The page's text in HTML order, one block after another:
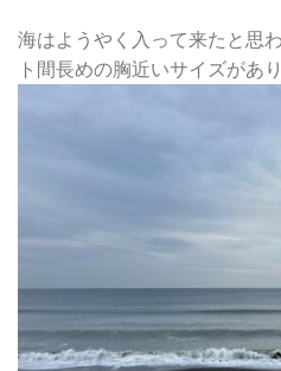
海はようやく入って来たと思
ト間長めの胸近いサイズがあ